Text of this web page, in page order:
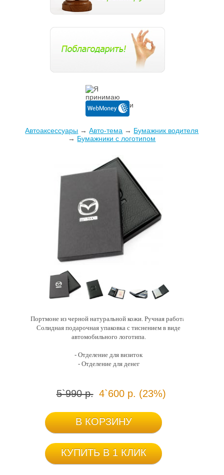
Автоаксессуары →Авто-тема → Бумажник водителя
→ Бумажники с логотипом
Портмоне из черной натуральной кожи. Ручная работа.
Солидная подарочная упаковка с тиснением в виде
автомобильного логотипа.
- Отделение для визиток
- Отделение для денег
5`990 р. 4`600 р. (23%)
В КОРЗИНУ
КУПИТЬ В 1 КЛИК